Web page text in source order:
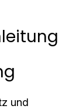
und